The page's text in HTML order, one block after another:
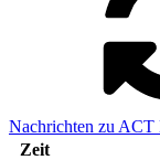
Nachrichten zu
Zeit